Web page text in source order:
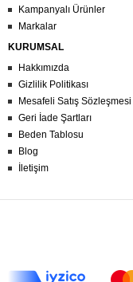
Kampanyalı Ürünler
Markalar
KURUMSAL
Hakkımızda
Gizlilik Politikası
Mesafeli Satış Sözleşmesi
Geri İade Şartları
Beden Tablosu
Blog
İletişim